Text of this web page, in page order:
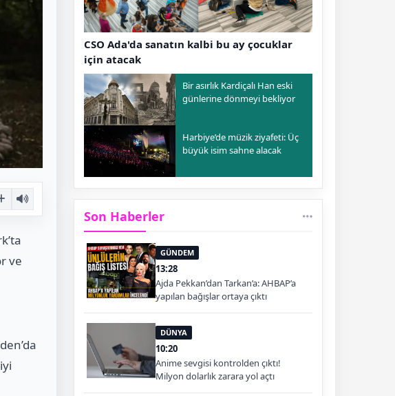
ve
CSO Ada'da sanatın kalbi bu ay çocuklar
için atacak
Bir asırlık Kardiçalı Han eski
günlerine dönmeyi bekliyor
Harbiye’de müzik ziyafeti: Üç
büyük isim sahne alacak
Son Haberler
GÜNDEM
13:28
Ajda Pekkan’dan Tarkan’a: AHBAP’a
yapılan bağışlar ortaya çıktı
DÜNYA
10:20
Anime sevgisi kontrolden çıktı!
Milyon dolarlık zarara yol açtı